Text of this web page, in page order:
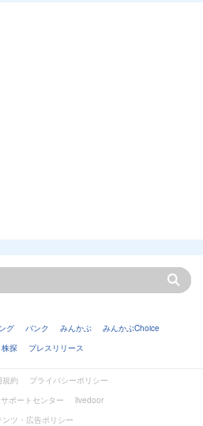
グ バンク みんかぶ
みんかぶChoice
株探 プレスリリース
規約
プライバシーポリシー
ポートセンター
livedoor
ンツ・広告ポリシー